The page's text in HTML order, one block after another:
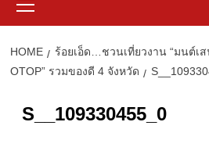
Menu
HOME
ร้อยเอ็ด…ชวนเที่ยวงาน “มนต์เ
OTOP” รวมของดี 4 จังหวัด
S__109330455_0